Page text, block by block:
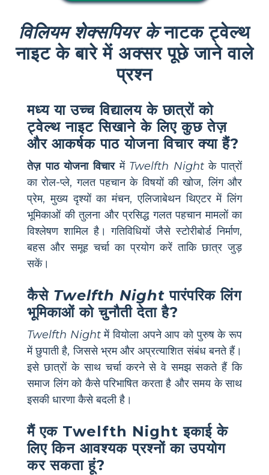
विलियम शेक्सपियर केनाटक ट्वेल्थ
नाइट के बारे में अक्सर पूछे जाने वाले
प्रश्न
मध्य या उच्च विद्यालय के छात्रों को
ट्वेल्थ नाइट सिखाने के लिए कुछ तेज़
और आकर्षक पाठ योजना विचार क्या हैं?
तेज़ पाठ योजना विचारमें Twelfth Nightके पात्रों
का रोल-प्ले, गलत पहचान के विषयों की खोज, लिंग और
प्रेम, मुख्य दृश्यों का मंचन, एलिजाबेथन थिएटर में लिंग
भूमिकाओं की तुलना और प्रसिद्ध गलत पहचान मामलों का
विश्लेषण शामिल है। गतिविधियों जैसे स्टोरीबोर्ड निर्माण,
बहस और समूह चर्चा का प्रयोग करें ताकि छात्र जुड़
सकें।
कैसे Twelfth Night पारंपरिक लिंग
भूमिकाओं को चुनौती देता है?
Twelfth Nightमें वियोला अपने आप को पुरुष के रूप
में छुपाती है, जिससे भ्रम और अप्रत्याशित संबंध बनते हैं।
इसे छात्रों के साथ चर्चा करने से वे समझ सकते हैं कि
समाज लिंग को कैसे परिभाषित करता है और समय के साथ
इसकी धारणा कैसे बदली है।
मैं एक Twelfth Night इकाई के
लिए किन आवश्यक प्रश्नों का उपयोग
कर सकता हूं?